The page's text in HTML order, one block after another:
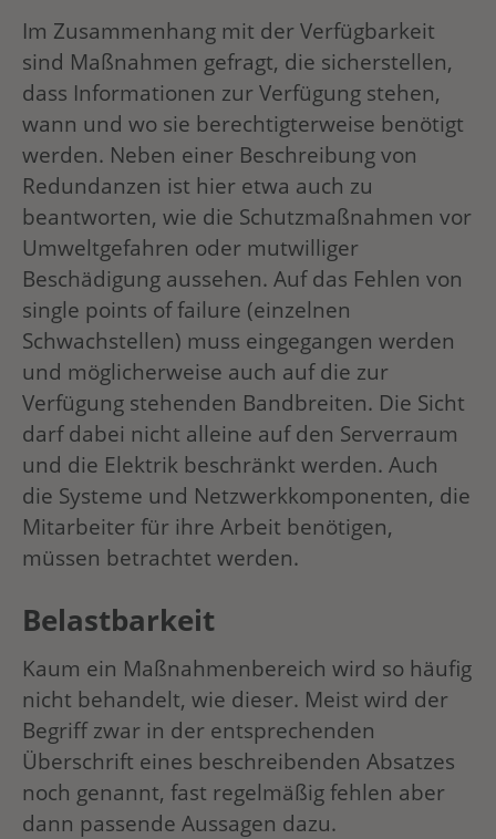
Im Zusammenhang mit der Verfügbarkeit
sind Maßnahmen gefragt, die sicherstellen,
dass Informationen zur Verfügung stehen,
wann und wo sie berechtigterweise benötigt
werden. Neben einer Beschreibung von
Redundanzen ist hier etwa auch zu
beantworten, wie die Schutzmaßnahmen vor
Umweltgefahren oder mutwilliger
Beschädigung aussehen. Auf das Fehlen von
single points of failure (einzelnen
Schwachstellen) muss eingegangen werden
und möglicherweise auch auf die zur
Verfügung stehenden Bandbreiten. Die Sicht
darf dabei nicht alleine auf den Serverraum
und die Elektrik beschränkt werden. Auch
die Systeme und Netzwerkkomponenten, die
Mitarbeiter für ihre Arbeit benötigen,
müssen betrachtet werden.
Belastbarkeit
Kaum ein Maßnahmenbereich wird so häufig
nicht behandelt, wie dieser. Meist wird der
Begriff zwar in der entsprechenden
Überschrift eines beschreibenden Absatzes
noch genannt, fast regelmäßig fehlen aber
dann passende Aussagen dazu.